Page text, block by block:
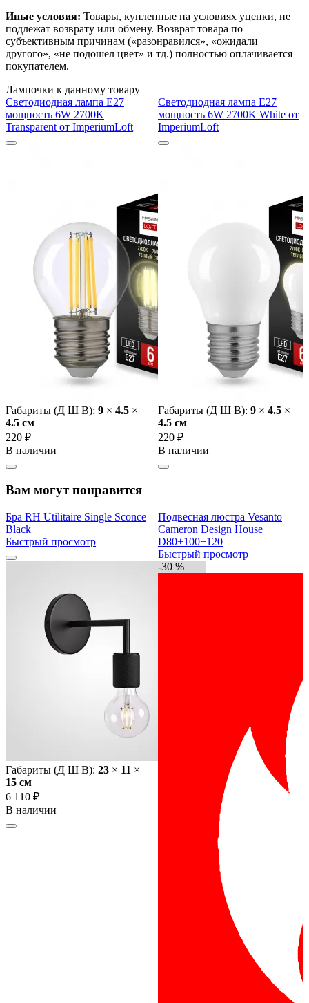
Иные условия: Товары, купленные на условиях уценки, не
подлежат возврату или обмену. Возврат товара по
субъективным причинам («разонравился», «ожидали
другого», «не подошел цвет» и тд.) полностью оплачивается
покупателем.
Лампочки к данному товару
Светодиодная лампа E27
мощность 6W 2700K
Transparent от ImperiumLoft
Габариты (Д Ш В): 9 × 4.5 ×
4.5 cм
220 ₽
В наличии
Светодиодная лампа E27
мощность 6W 2700K White от
ImperiumLoft
Габариты (Д Ш В): 9 × 4.5 ×
4.5 cм
220 ₽
В наличии
Вам могут понравится
Бра RH Utilitaire Single Sconce
Black
Быстрый просмотр
Габариты (Д Ш В): 23 × 11 ×
15 cм
6 110 ₽
В наличии
Подвесная люстра Vesanto
Cameron Design House
D80+100+120
Быстрый просмотр
-30 %